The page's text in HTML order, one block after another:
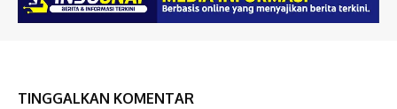
TINGGALKAN KOMENTAR